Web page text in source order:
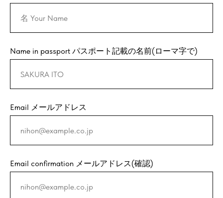
Name in passport パスポート記載の名前(ローマ字で)
Email メールアドレス
Email confirmation メールアドレス(確認)